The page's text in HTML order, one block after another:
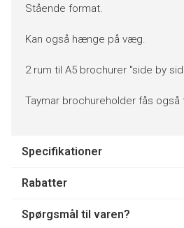
Stående format.
Kan også hænge på væg.
2 rum til A5 brochurer "side by
Taymar brochureholder fås også
Specifikationer
Rabatter
Spørgsmål til varen?